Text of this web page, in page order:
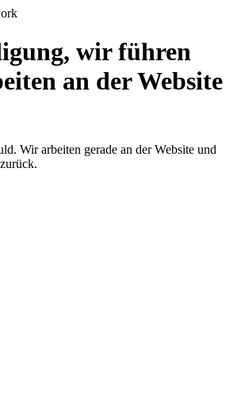
wir führen
an der Website
Wir arbeiten gerade an der Website und